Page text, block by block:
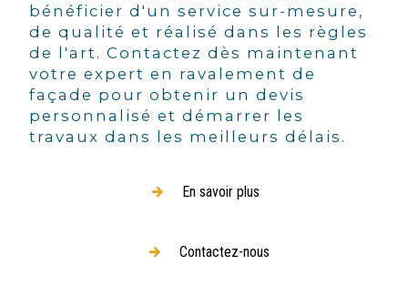
bénéficier d'un service sur-mesure,
de qualité et réalisé dans les règles
de l'art. Contactez dès maintenant
votre expert en ravalement de
façade pour obtenir un devis
personnalisé et démarrer les
travaux dans les meilleurs délais.
En savoir plus
Contactez-nous